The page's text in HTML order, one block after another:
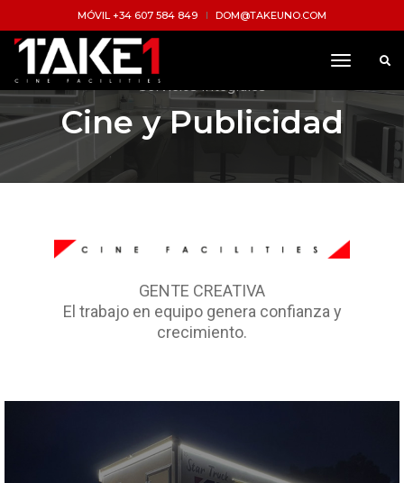
MÓVIL +34 607 584 849 DOM@TAKEUNO.COM
toggle
Servicios integrales
Cine y Publicidad
GENTE CREATIVA
El trabajo en equipo genera confianza y
crecimiento.